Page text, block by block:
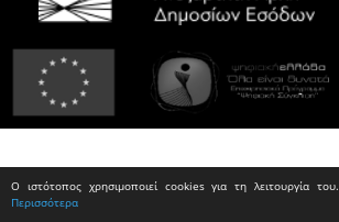
Ο ιστότοπος χρησιμοποιεί cookies για τη λειτουργία του.
Περισσότερα